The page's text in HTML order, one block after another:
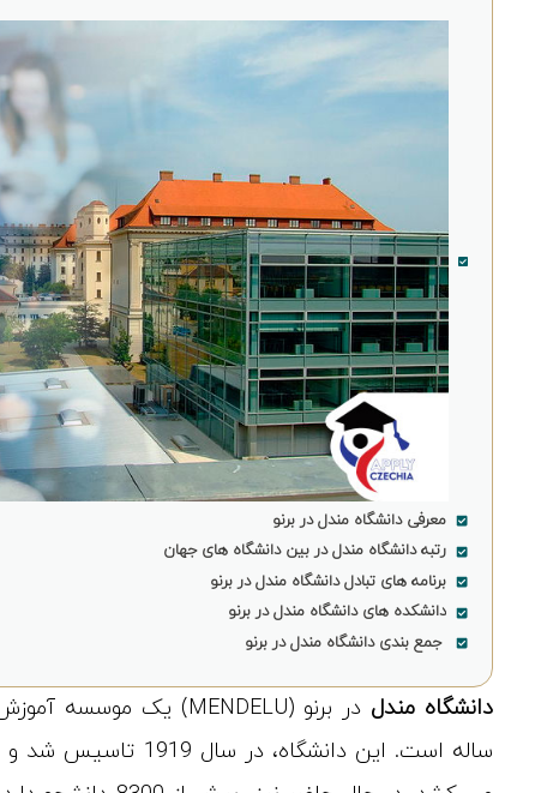
معرفی دانشگاه مندل در برنو
رتبه دانشگاه مندل در بین دانشگاه های جهان
برنامه های تبادل دانشگاه مندل در برنو
دانشکده های دانشگاه مندل در برنو
جمع بندی دانشگاه مندل در برنو
دانشگاه مندل
ساله است. این